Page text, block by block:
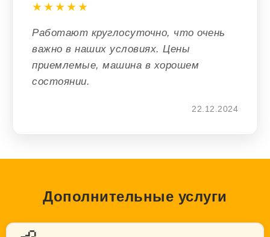
★★★★★
Работают круглосуточно, что очень
важно в наших условиях. Цены
приемлемые, машина в хорошем
состоянии.
22.12.2024
Дополнительные услуги